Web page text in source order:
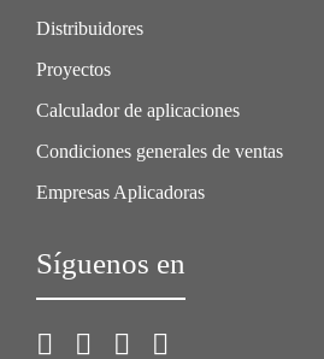
Distribuidores
Proyectos
Calculador de aplicaciones
Condiciones generales de ventas
Empresas Aplicadoras
Síguenos en